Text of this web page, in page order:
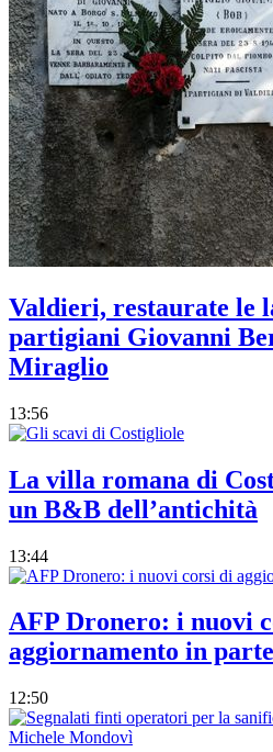
Valdieri, restaurate le
partigiani Giovanni
Miraglio
13:56
La villa romana di
un B&B dell’antichità
13:44
AFP Dronero: i nuovi
aggiornamento in
12:50